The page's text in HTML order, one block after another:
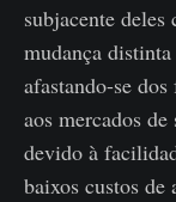
subjacente
mudança
afastando-se
aos mercados
devido à
baixos custos de